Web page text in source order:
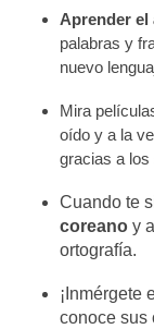
Aprender el
palabras y
nuevo
Mira
oído y a la
gracias a los
Cuando te
coreano y
ortografía.
¡Inmérgete
conoce sus